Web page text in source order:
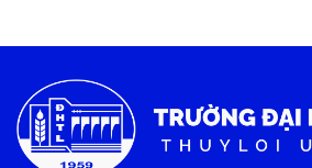
Tin tức chung